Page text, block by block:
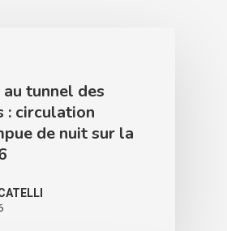
tunnel des
: circulation
de nuit sur la